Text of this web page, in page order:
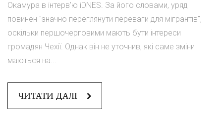
Окамура в інтерв'ю iDNES. За його словами, уряд
повинен "значно переглянути переваги для мігрантів",
оскільки першочерговими мають бути інтереси
громадян Чехії. Однак він не уточнив, які саме зміни
маються на...
ЧИТАТИ ДАЛІ